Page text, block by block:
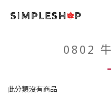
0802
此分類沒有商品